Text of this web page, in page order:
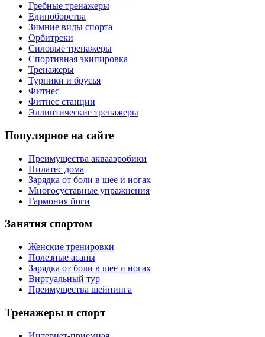
Гребные тренажеры
Единоборства
Зимние виды спорта
Орбитреки
Силовые тренажеры
Спортивная экипировка
Тренажеры
Турники и брусья
Фитнес
Фитнес станции
Эллиптические тренажеры
Популярное на сайте
Преимущества аквааэробики
Пилатес дома
Зарядка от боли в шее и ногах
Многосуставные упражнения
Гармония йоги
Занятия спортом
Женские тренировки
Полезные асаны
Зарядка от боли в шее и ногах
Виртуальный тур
Преимущества шейпинга
Тренажеры и спорт